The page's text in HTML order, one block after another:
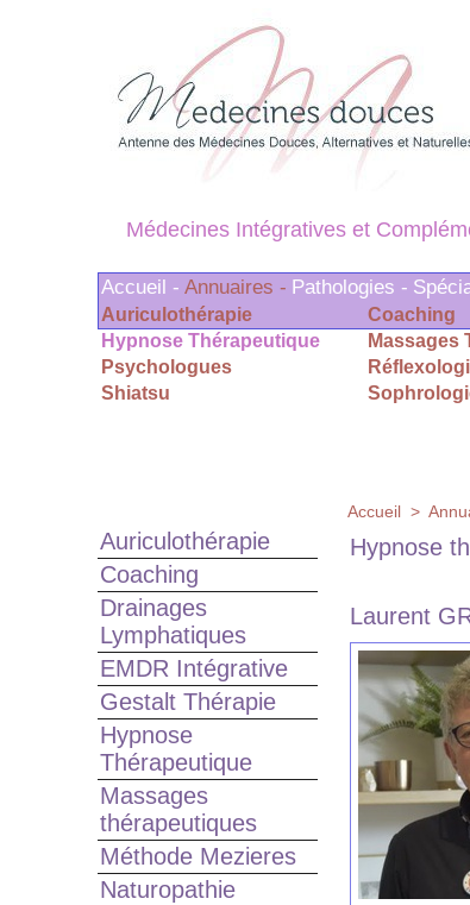
Médecines Intégratives et
Accueil - Annuaires -
Auriculothérapie Coaching
Hypnose Thérapeutique
Massages
Psychologues
Shiatsu
Pathologies -
Auriculothérapie
Coaching
Drainages
Lymphatiques
EMDR Intégrative
Gestalt Thérapie
Hypnose
Thérapeutique
Massages
thérapeutiques
Méthode Mezieres
Naturopathie
Accueil >
Hypnose
Laurent